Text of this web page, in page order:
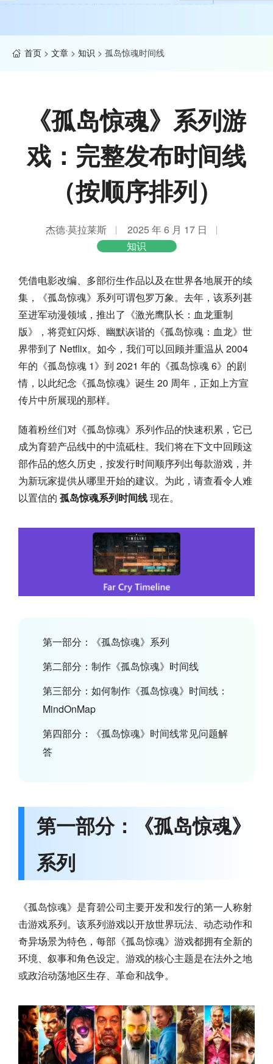
首页 > 文章 > 知识 > 孤岛惊魂时间线
《孤岛惊魂》系列游
戏：完整发布时间线
（按顺序排列）
杰德·莫拉莱斯
2025 年 6 月 17 日
知识
凭借电影改编、多部衍生作品以及在世界各地展开的续
集，《孤岛惊魂》系列可谓包罗万象。去年，该系列甚
至进军动漫领域，推出了《激光鹰队长：血龙重制
版》，将霓虹闪烁、幽默诙谐的《孤岛惊魂：血龙》世
界带到了 Netflix。如今，我们可以回顾并重温从 2004
年的《孤岛惊魂 1》到 2021 年的《孤岛惊魂 6》的剧
情，以此纪念《孤岛惊魂》诞生 20 周年，正如上方宣
传片中所展现的那样。
随着粉丝们对《孤岛惊魂》系列作品的快速积累，它已
成为育碧产品线中的中流砥柱。我们将在下文中回顾这
部作品的悠久历史，按发行时间顺序列出每款游戏，并
为新玩家提供从哪里开始的建议。为此，请查看令人难
以置信的 孤岛惊魂系列时间线现在。
第一部分：《孤岛惊魂》系列
第二部分：制作《孤岛惊魂》时间线
第三部分：如何制作《孤岛惊魂》时间线：
MindOnMap
第四部分：《孤岛惊魂》时间线常见问题解
答
第一部分：《孤岛惊魂》
系列
《孤岛惊魂》是育碧公司主要开发和发行的第一人称射
击游戏系列。该系列游戏以开放世界玩法、动态动作和
奇异场景为特色，每部《孤岛惊魂》游戏都拥有全新的
环境、叙事和角色设定。游戏的核心主题是在法外之地
或政治动荡地区生存、革命和战争。